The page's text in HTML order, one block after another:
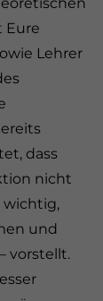
Eure
Lehrer
dass
nicht
wichtig,
und
vorstellt.